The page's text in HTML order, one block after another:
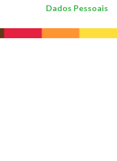
Dados Pessoais